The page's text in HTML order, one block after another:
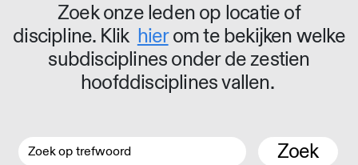
Zoek onze leden op locatie of
discipline. Klik hierom te bekijken welke
subdisciplines onder de zestien
hoofddisciplines vallen.
Zoek